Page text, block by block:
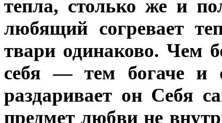
тепла, столько же и
любящий согревает
твари одинаково. Чем
себя — тем богаче и
раздаривает он Себя
предмет любви не